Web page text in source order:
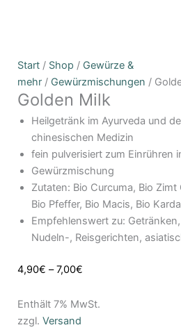
Start / Shop / Gewürze &
mehr / Gewürzmischungen /
Golden Milk
Heilgetränk im Ayurveda und
chinesischen Medizin
fein pulverisiert zum Einrühren
Gewürzmischung
Zutaten: Bio Curcuma, Bio
Bio Pfeffer, Bio Macis, Bio
Empfehlenswert zu:
Nudeln-, Reisgerichten,
4,90€ –7,00€
Preisspanne:
4,90€
bis
7,00€
Enthält 7% MwSt.
zzgl. Versand
Golden
Milk
Menge